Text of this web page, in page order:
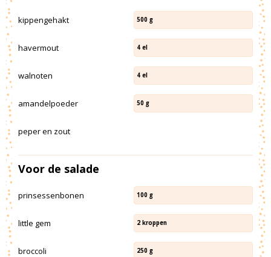
kippengehakt 500 g
havermout 4 el
walnoten 4 el
amandelpoeder 50 g
peper en zout
Voor de salade
prinsessenbonen 100 g
little gem 2 kroppen
broccoli 250 g